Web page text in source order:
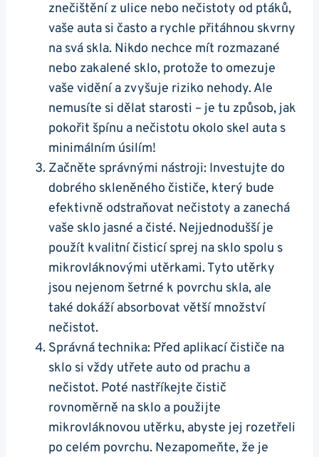
znečištění​ z ulice nebo nečistoty ‌od ptáků,
vaše auta si často a rychle přitáhnou skvrny
na svá skla. Nikdo nechce mít rozmazané
nebo zakalené sklo, protože⁢ to omezuje
vaše vidění a zvyšuje riziko⁣ nehody. Ale
nemusíte si⁣ dělat starosti – je tu způsob, jak
pokořit špínu a nečistotu ⁢okolo skel auta s
minimálním úsilím!
Začněte správnými ⁢nástroji: Investujte do‌
dobrého‍ skleněného čističe, který bude
efektivně odstraňovat nečistoty a zanechá
vaše sklo ⁢jasné a čisté. Nejjednodušší ​je‍
použít kvalitní čisticí sprej na sklo spolu s
mikrovláknovými utěrkami. Tyto ⁤utěrky
jsou nejenom ‌šetrné k povrchu skla, ale
také dokáží absorbovat větší množství
nečistot.
Správná⁢ technika: Před aplikací čističe na
sklo si⁣ vždy utřete auto od prachu a
nečistot. Poté​ nastříkejte čistič
rovnoměrně na sklo a použijte
mikrovláknovou utěrku, abyste jej rozetřeli
‍po celém povrchu. Nezapomeňte, že je